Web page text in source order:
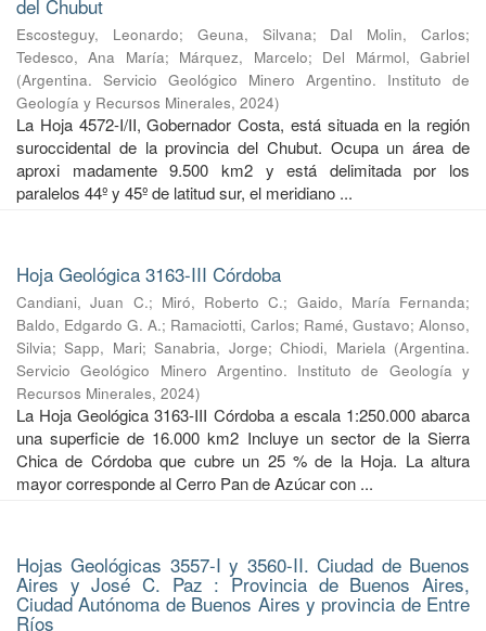
del Chubut
Escosteguy, Leonardo; Geuna, Silvana; Dal Molin, Carlos;
Tedesco, Ana María; Márquez, Marcelo; Del Mármol, Gabriel
(Argentina. Servicio Geológico Minero Argentino. Instituto de
Geología y Recursos Minerales, 2024)
La Hoja 4572-I/II, Gobernador Costa, está situada en la región
suroccidental de la provincia del Chubut. Ocupa un área de
aproxi madamente 9.500 km2 y está delimitada por los
paralelos 44º y 45º de latitud sur, el meridiano ...
Hoja Geológica 3163-III Córdoba
Candiani, Juan C.; Miró, Roberto C.; Gaido, María Fernanda;
Baldo, Edgardo G. A.; Ramaciotti, Carlos; Ramé, Gustavo; Alonso,
Silvia;Sapp, Mari;Sanabria, Jorge;Chiodi, Mariela (Argentina.
Servicio Geológico Minero Argentino. Instituto de Geología y
Recursos Minerales, 2024)
La Hoja Geológica 3163-III Córdoba a escala 1:250.000 abarca
una superficie de 16.000 km2 Incluye un sector de la Sierra
Chica de Córdoba que cubre un 25 % de la Hoja. La altura
mayor corresponde al Cerro Pan de Azúcar con ...
Hojas Geológicas 3557-I y 3560-II. Ciudad de Buenos
Aires y José C. Paz : Provincia de Buenos Aires,
Ciudad Autónoma de Buenos Aires y provincia de Entre
Ríos